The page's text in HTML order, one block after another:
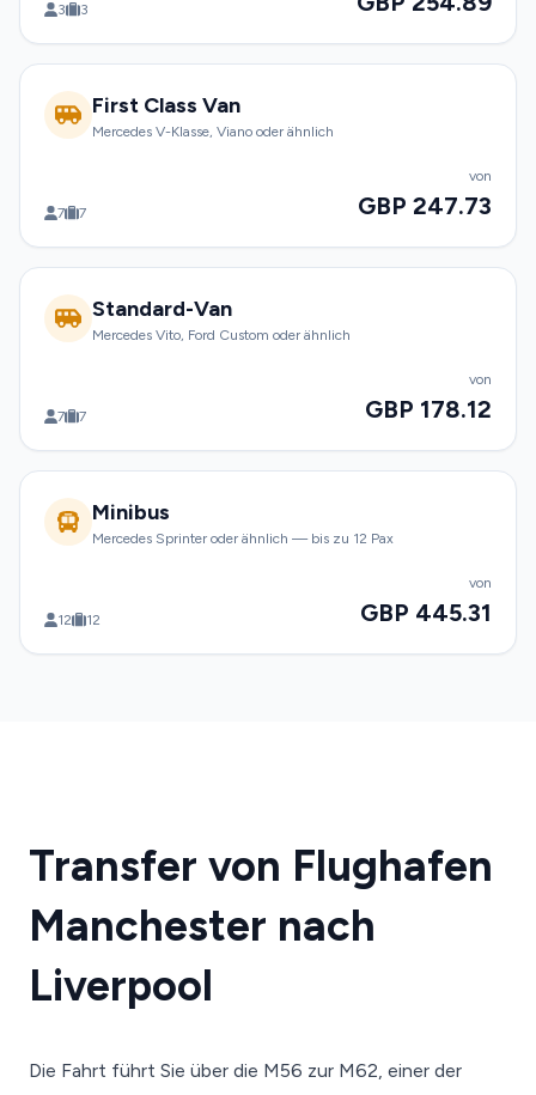
3 3
First Class Van
Mercedes V-Klasse, Viano oder ähnlich
7 7
von
GBP 247.73
Standard-Van
Mercedes Vito, Ford Custom oder ähnlich
7 7
von
GBP 178.12
Minibus
Mercedes Sprinter oder ähnlich — bis zu 12 Pax
12 12
von
GBP 445.31
Transfer von Flughafen
Manchester nach
Liverpool
Die Fahrt führt Sie über die M56 zur M62, einer der